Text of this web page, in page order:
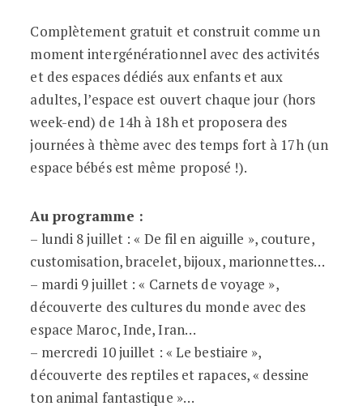
Complètement gratuit et construit comme un
moment intergénérationnel avec des activités
et des espaces dédiés aux enfants et aux
adultes, l’espace est ouvert chaque jour (hors
week-end) de 14h à 18h et proposera des
journées à thème avec des temps fort à 17h (un
espace bébés est même proposé !).
Au programme :
– lundi 8 juillet : « De fil en aiguille », couture,
customisation, bracelet, bijoux, marionnettes…
– mardi 9 juillet : « Carnets de voyage »,
découverte des cultures du monde avec des
espace Maroc, Inde, Iran…
– mercredi 10 juillet : « Le bestiaire »,
découverte des reptiles et rapaces, « dessine
ton animal fantastique »…